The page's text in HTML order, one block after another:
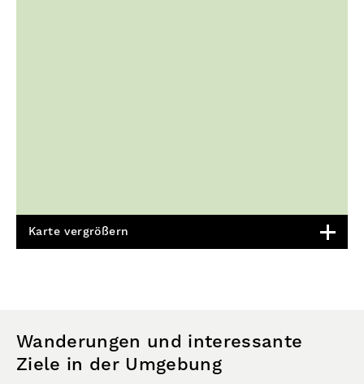
Karte vergrößern
Wanderungen und interessante
Ziele in der Umgebung